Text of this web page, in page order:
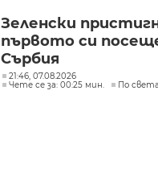
Зеленски
първото си
Сърбия
21:46, 07.08.2026
Чете се за: 00:25 мин.
По света